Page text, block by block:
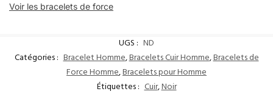
Voir les bracelets de force
UGS : ND
Catégories : Bracelet Homme,Bracelets Cuir Homme,Bracelets de
Force Homme,Bracelets pour Homme
Étiquettes : Cuir,Noir